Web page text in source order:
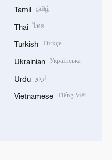
Tamil தமிழ்
Thai ไทย
Turkish Türkçe
Ukrainian Українська
Urdu اردو
Vietnamese Tiếng Việt